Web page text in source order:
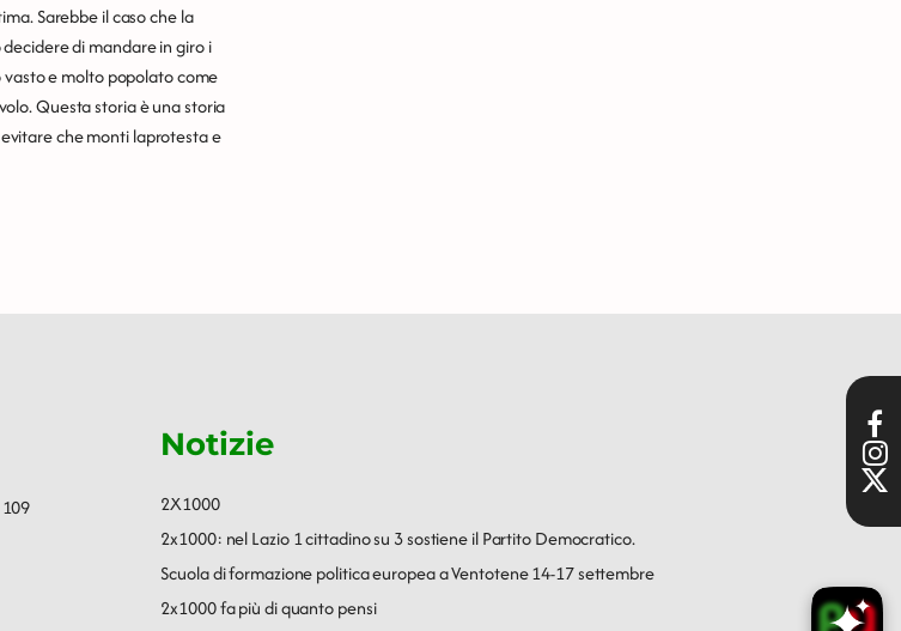
Sarebbe il caso che la
di mandare in giro i
e molto popolato come
Questa storia è una storia
che monti laprotesta e
Notizie
2X1000
2x1000: nel Lazio 1 cittadino su 3 sostiene il Partito Democratico.
Scuola di formazione politica europea a Ventotene 14-17 settembre
2x1000 fa più di quanto pensi